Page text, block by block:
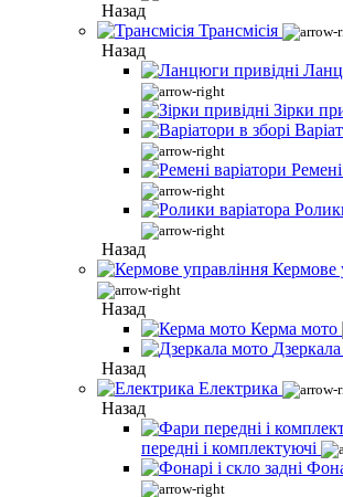
Назад
Трансмісія
Назад
Зірки
Назад
Кермове
Назад
Керма мото
Назад
Електрика
Назад
передні і комплектуючі